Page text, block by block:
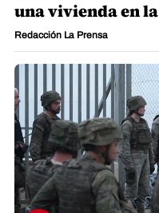
una vivienda en
Redacción La Prensa